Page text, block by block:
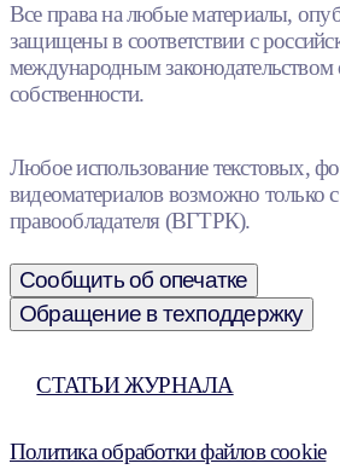
Все права на любые материалы,
защищены в соответствии с
международным законодательством
собственности.
Любое использование текстовых,
видеоматериалов возможно только с
правообладателя (ВГТРК).
Сообщить об опечатке
Обращение в техподдержку
СТАТЬИ ЖУРНАЛА
Политика обработки файлов cookie